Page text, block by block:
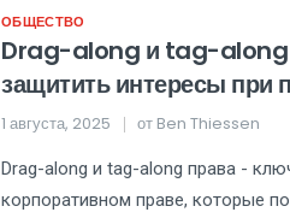
ОБЩЕСТВО
Drag-along и tag-along
защитить интересы при
компании
1 августа, 2025 от Ben Thiessen
Drag-along и tag-along права -
корпоративном праве, которые